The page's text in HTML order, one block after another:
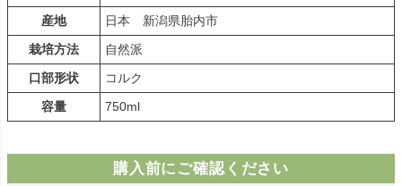
産地
日本 新潟県胎内市
栽培方法
自然派
口部形状
コルク
容量
750ml
購入前にご確認ください